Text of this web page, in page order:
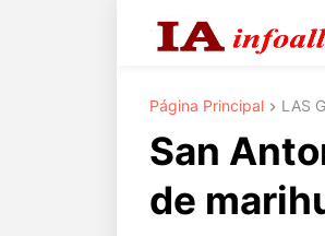
Página Principal LAS
San
de